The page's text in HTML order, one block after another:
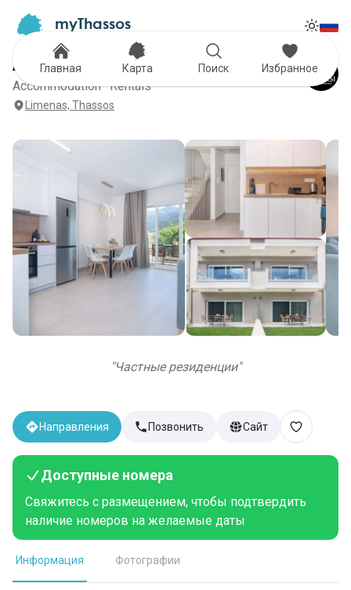
myThassos
ATHASI
Accommodation · Rentals
Limenas, Thassos
"Частные резиденции"
Направления Позвонить Сайт
Доступные номера
Свяжитесь с размещением, чтобы подтвердить
наличие номеров на желаемые даты
Информация Фотографии
Главная Карта Поиск Избранное